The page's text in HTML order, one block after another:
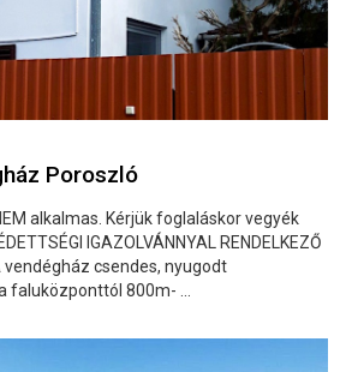
Poroszló
alkalmas. Kérjük foglaláskor vegyék
IGAZOLVÁNNYAL RENDELKEZŐ
csendes, nyugodt
faluközponttól 800m- ...